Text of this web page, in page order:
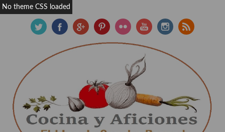
No theme CSS loaded